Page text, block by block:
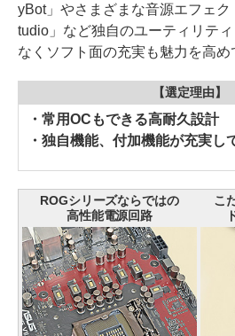
yBot」やさまざまな音源エフェ
tudio」など独自のユーティリテ
なくソフト面の充実も魅力を高め
【選定理由】
・常用OCもできる高耐久設計
・独自機能、付加機能が充実し
ROGシリーズならではの
高性能電源回路
こ